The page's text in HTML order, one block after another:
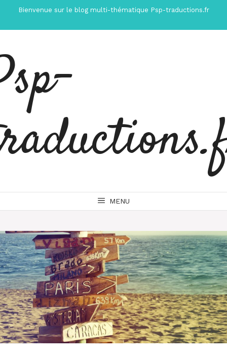
contenu
Bienvenue sur le blog multi-thématique Psp-traductions.fr
MENU